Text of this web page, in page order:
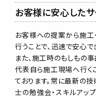
お客様に安心した
お客様への提案から施工
行うことで、迅速で安心で
また、施工時のもしもの
代表自ら施工現場へ行く
ております。常に最新の
士の勉強会・スキルアッ